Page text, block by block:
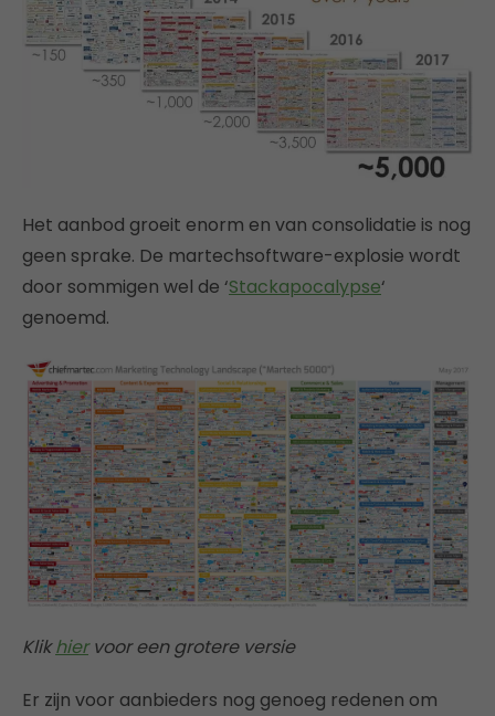
Het aanbod groeit enorm en van consolidatie is nog
geen sprake. De martechsoftware-explosie wordt
door sommigen wel de ‘Stackapocalypse‘
genoemd.
Klikhiervoor een grotere versie
Er zijn voor aanbieders nog genoeg redenen om